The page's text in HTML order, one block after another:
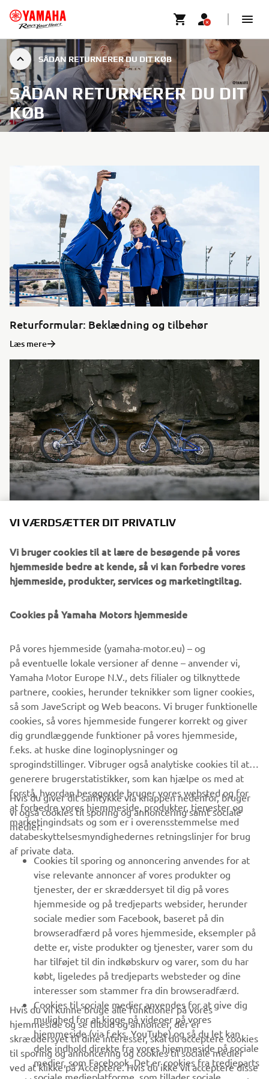
SÅDAN RETURNERER DU DIT KØB
SÅDAN RETURNERER DU DIT
KØB
Returformular: Beklædning og tilbehør
Læs mere
Returformular: eBike
Returformular: Bådmotorer
Læs mere
VIRKSOMHED
B2B
MERE YAMAHA
SUPPORT
NYHEDSBREV
Vær den første til at få besked om de seneste tilbud, særlige
arrangementer, nye udgivelser og meget mere.
TILMELD DIG
VI VÆRDSÆTTER DIT PRIVATLIV
Vi bruger cookies til at lære de besøgende på vores
hjemmeside bedre at kende, så vi kan forbedre vores
hjemmeside, produkter, services og marketingtiltag.
Cookies på Yamaha Motors hjemmeside
På vores hjemmeside (yamaha-motor.eu) – og
på eventuelle lokale versioner af denne – anvender vi,
Yamaha Motor Europe N.V., dets filialer og tilknyttede
partnere, cookies, herunder teknikker som ligner cookies,
så som JaveScript og Web beacons. Vi bruger funktionelle
cookies, så vores hjemmeside fungerer korrekt og giver
dig grundlæggende funktioner på vores hjemmeside,
f.eks. at huske dine loginoplysninger og
sprogindstillinger. Vibruger også analytiske cookies til at
generere brugerstatistikker, som kan hjælpe os med at
forstå, hvordan besøgende bruger vores websted og for
at forbedre vores hjemmeside, produkter, tjenester og
marketingindsats og som er i overensstemmelse med
databeskyttelsesmyndighedernes retningslinjer for brug
af private data.
Hvis du giver dit samtykke via knappen nedenfor, bruger
vi også cookies til sporing og annoncering samt sociale
medier:
Cookies til sporing og annoncering anvendes for at
vise relevante annoncer af vores produkter og
tjenester, der er skræddersyet til dig på vores
hjemmeside og på tredjeparts websider, herunder
sociale medier som Facebook, baseret på din
browseradfærd på vores hjemmeside, eksempler på
dette er, viste produkter og tjenester, varer som du
har tilføjet til din indkøbskurv og varer, som du har
købt, ligeledes på tredjeparts websteder og dine
interesser som stammer fra din browseradfærd.
Cookies til sociale medier anvendes for at give dig
mulighed for at kigge på videoer på vores
hjemmeside (via f.eks. YouTube) og så du let kan
dele indhold direkte fra vores hjemmeside på sociale
medier, som Facebook. Det er cookies fra tredjeparts
sociale medieplatforme, som tillader sociale
Hvis du vil kunne bruge alle funktioner på vores
hjemmeside og se tilbud og annoncer, der er
skræddersyet til dine interesser, skal du acceptere cookies
til sporing og annoncering og cookies til sociale medier
ved at klikke på Acceptere. Hvis du ikke vil acceptere disse